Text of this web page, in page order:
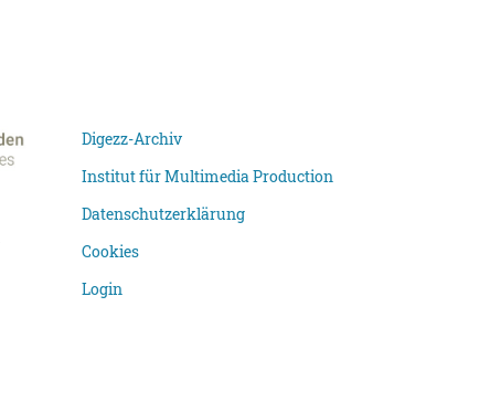
Digezz-Archiv
Institut für Multimedia Production
Datenschutzerklärung
Cookies
Login